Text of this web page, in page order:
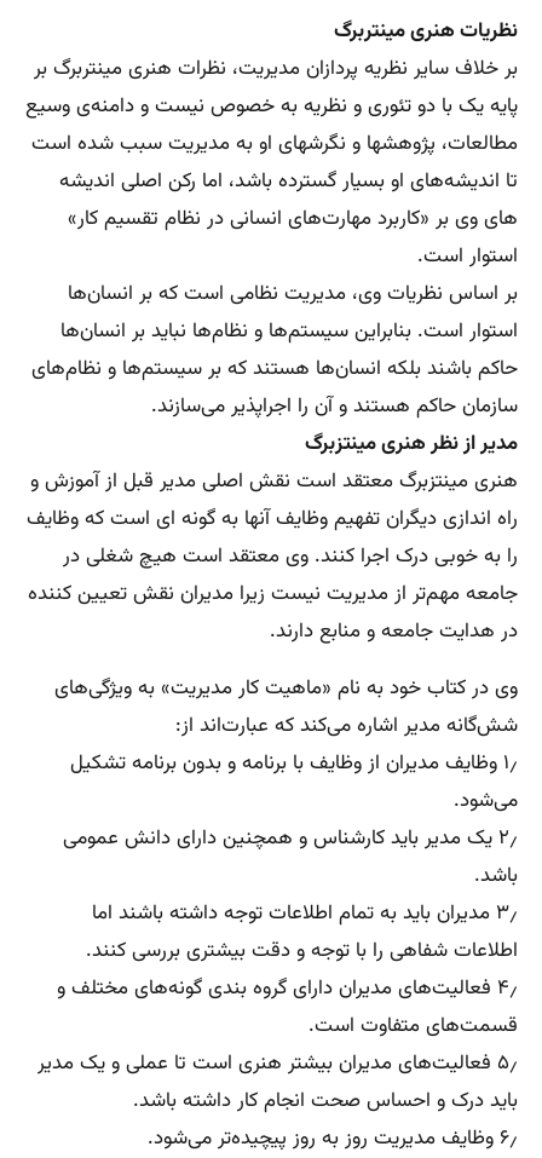
نظریات هنری مینتربرگ
بر خلاف سایر نظریه پردازان مدیریت، نظرات هنری مینتربرگ بر
پایه یک با دو تئوری و نظریه به خصوص نیست و دامنه‌ی وسیع
مطالعات، پژوهشها و نگرشهای او به مدیریت سبب شده است
تا اندیشه‌های او بسیار گسترده باشد، اما رکن اصلی اندیشه
های وی بر «کاربرد مهارت‌های انسانی در نظام تقسیم کار»
استوار است.
بر اساس نظریات وی، مدیریت نظامی است که بر انسان‌ها
استوار است. بنابراین سیستم‌ها و نظام‌ها نباید بر انسان‌ها
حاکم باشند بلکه انسان‌ها هستند که بر سیستم‌ها و نظام‌های
سازمان حاکم هستند و آن را اجراپذیر می‌سازند.
مدیر از نظر هنری مینتزبرگ
هنری مینتزبرگ معتقد است نقش اصلی مدیر قبل از آموزش و
راه اندازی دیگران تفهیم وظایف آنها به گونه ای است که وظایف
را به خوبی درک اجرا کنند. وی معتقد است هیچ شغلی در
جامعه مهم‌تر از مدیریت نیست زیرا مدیران نقش تعیین کننده‌
در هدایت جامعه و منابع دارند.
وی در کتاب خود به نام «ماهیت کار مدیریت» به ویژگی‌های
شش‌گانه مدیر اشاره می‌کند که عبارت‌اند از:
۱٫ وظایف مدیران از وظایف با برنامه و بدون برنامه تشکیل
می‌شود.
۲٫ یک مدیر باید کارشناس و همچنین دارای دانش عمومی
باشد.
۳٫ مدیران باید به تمام اطلاعات توجه داشته باشند اما
اطلاعات شفاهی را با توجه و دقت بیشتری بررسی کنند.
۴٫ فعالیت‌های مدیران دارای گروه بندی گونه‌های مختلف و
قسمت‌های متفاوت است.
۵٫ فعالیت‌های مدیران بیشتر هنری است تا عملی و یک مدیر
باید درک و احساس صحت انجام کار داشته باشد.
۶٫ وظایف مدیریت روز به روز پیچیده‌تر می‌شود.